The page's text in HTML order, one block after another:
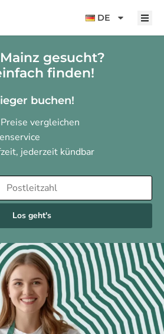
DE
gesucht?
finden!
buchen!
vergleichen
jederzeit kündbar
Los geht's